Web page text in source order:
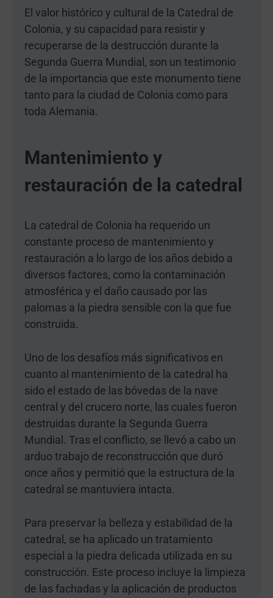
El valor histórico y cultural de la Catedral de
Colonia, y su capacidad para resistir y
recuperarse de la destrucción durante la
Segunda Guerra Mundial, son un testimonio
de la importancia que este monumento tiene
tanto para la ciudad de Colonia como para
toda Alemania.
Mantenimiento y
restauración de la catedral
La catedral de Colonia ha requerido un
constante proceso de mantenimiento y
restauración a lo largo de los años debido a
diversos factores, como la contaminación
atmosférica y el daño causado por las
palomas a la piedra sensible con la que fue
construida.
Uno de los desafíos más significativos en
cuanto al mantenimiento de la catedral ha
sido el estado de las bóvedas de la nave
central y del crucero norte, las cuales fueron
destruidas durante la Segunda Guerra
Mundial. Tras el conflicto, se llevó a cabo un
arduo trabajo de reconstrucción que duró
once años y permitió que la estructura de la
catedral se mantuviera intacta.
Para preservar la belleza y estabilidad de la
catedral, se ha aplicado un tratamiento
especial a la piedra delicada utilizada en su
construcción. Este proceso incluye la limpieza
de las fachadas y la aplicación de productos